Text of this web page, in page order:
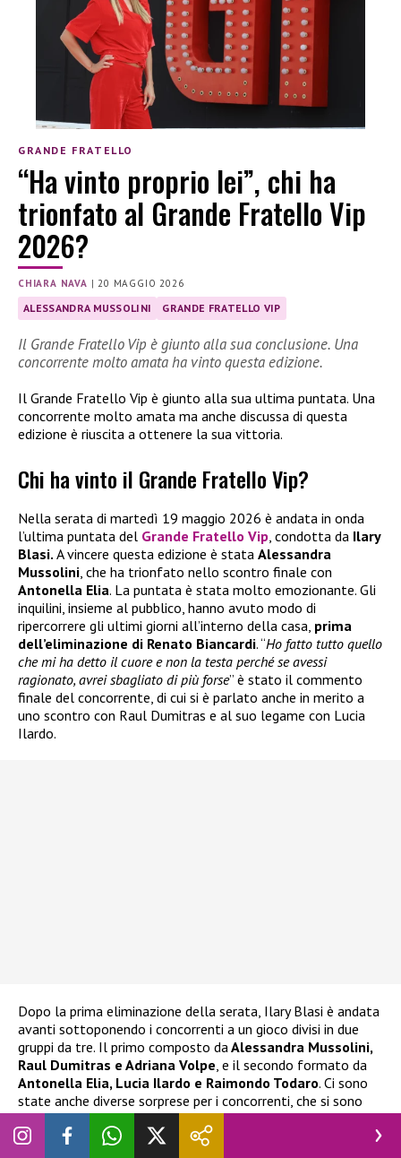
GRANDE FRATELLO
“Ha vinto proprio lei”, chi ha
trionfato al Grande Fratello Vip
2026?
CHIARA NAVA |20 MAGGIO 2026
ALESSANDRA MUSSOLINI GRANDE FRATELLO VIP
Il Grande Fratello Vip è giunto alla sua conclusione. Una
concorrente molto amata ha vinto questa edizione.
Il Grande Fratello Vip è giunto alla sua ultima puntata. Una
concorrente molto amata ma anche discussa di questa
edizione è riuscita a ottenere la sua vittoria.
Chi ha vinto il Grande Fratello Vip?
Nella serata di martedì 19 maggio 2026 è andata in onda
l’ultima puntata del Grande Fratello Vip, condotta da Ilary
Blasi. A vincere questa edizione è stata Alessandra
Mussolini, che ha trionfato nello scontro finale con
Antonella Elia. La puntata è stata molto emozionante. Gli
inquilini, insieme al pubblico, hanno avuto modo di
ripercorrere gli ultimi giorni all’interno della casa, prima
dell’eliminazione di Renato Biancardi. “Ho fatto tutto quello
che mi ha detto il cuore e non la testa perché se avessi
ragionato, avrei sbagliato di più forse” è stato il commento
finale del concorrente, di cui si è parlato anche in merito a
uno scontro con Raul Dumitras e al suo legame con Lucia
Ilardo.
Dopo la prima eliminazione della serata, Ilary Blasi è andata
avanti sottoponendo i concorrenti a un gioco divisi in due
gruppi da tre. Il primo composto daAlessandra Mussolini,
Raul Dumitras e Adriana Volpe, e il secondo formato da
Antonella Elia, Lucia Ilardo e Raimondo Todaro. Ci sono
state anche diverse sorprese per i concorrenti, che si sono
emozionati tantissimo. Laseconda eliminazioneè stata
quella di Raul Dumitras
È stata una delle esperienze più